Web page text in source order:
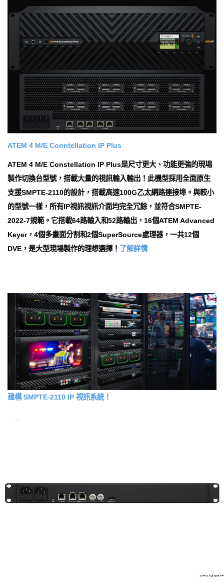
ATEM 4 M/E Con​​ntellation IP Plus
ATEM 4 M/E Con​​stellation IP Plus是尺寸更大、功能更強的現場
製作切換台型號，搭載大量的視訊輸入輸出！此機型採用全面原生
支援SMPTE-2110的設計，搭載高速100G乙太網路連接埠。與較小
的型號一樣，所有IP視訊視訊介面均完全冗餘，並符合SMPTE-
2022-7規範。它搭載64路輸入和52路輸出，16個ATEM Advanced
Keyer，4個多畫面分割和2個SuperSource處理器，一共12個
DVE，是大型現場製作的理想選擇！
了解詳情
建構 SMPTE-2110 IP 視訊系統！